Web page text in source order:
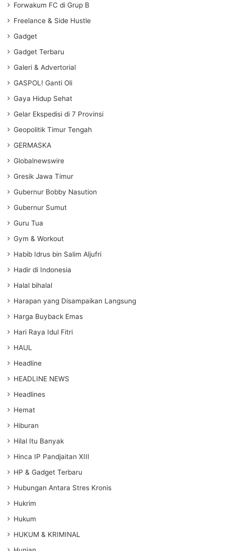
Forwakum FC di Grup B
Freelance & Side Hustle
Gadget
Gadget Terbaru
Galeri & Advertorial
GASPOL! Ganti Oli
Gaya Hidup Sehat
Gelar Ekspedisi di 7 Provinsi
Geopolitik Timur Tengah
GERMASKA
Globalnewswire
Gresik Jawa Timur
Gubernur Bobby Nasution
Gubernur Sumut
Guru Tua
Gym & Workout
Habib Idrus bin Salim Aljufri
Hadir di Indonesia
Halal bihalal
Harapan yang Disampaikan Langsung
Harga Buyback Emas
Hari Raya Idul Fitri
HAUL
Headline
HEADLINE NEWS
Headlines
Hemat
Hiburan
Hilal Itu Banyak
Hinca IP Pandjaitan XIII
HP & Gadget Terbaru
Hubungan Antara Stres Kronis
Hukrim
Hukum
HUKUM & KRIMINAL